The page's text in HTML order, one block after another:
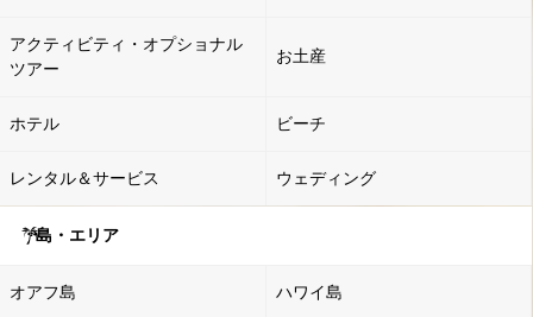
アクティビティ・オプショナル
ツアー
お土産
ホテル ビーチ
レンタル＆サービス ウェディング
島・エリア
オアフ島 ハワイ島